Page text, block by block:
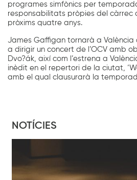
programes simfònics per
responsabilitats pròpies del càrrec
pròxims quatre anys.
James Gaffigan tornarà a
a dirigir un concert de l’OCV amb
Dvo?ák, així com l’estrena a
inèdit en el repertori de la ciutat,
amb el qual clausurarà la
NOTÍCIES